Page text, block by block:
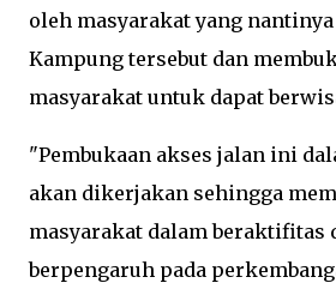
oleh masyarakat yang
Kampung tersebut dan
masyarakat untuk dapat
"Pembukaan akses jalan ini
akan dikerjakan sehingga
masyarakat dalam beraktifitas
berpengaruh pada